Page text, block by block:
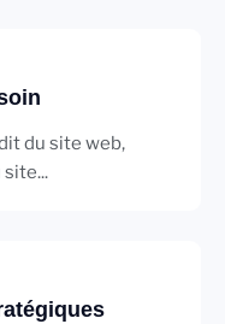
du site web,